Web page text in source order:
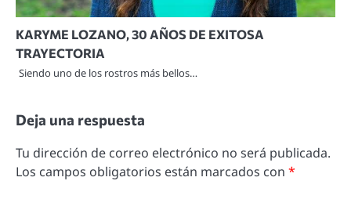
KARYME LOZANO, 30 AÑOS DE EXITOSA
TRAYECTORIA
Siendo uno de los rostros más bellos…
Deja una respuesta
Tu dirección de correo electrónico no será publicada.
Los campos obligatorios están marcados con *